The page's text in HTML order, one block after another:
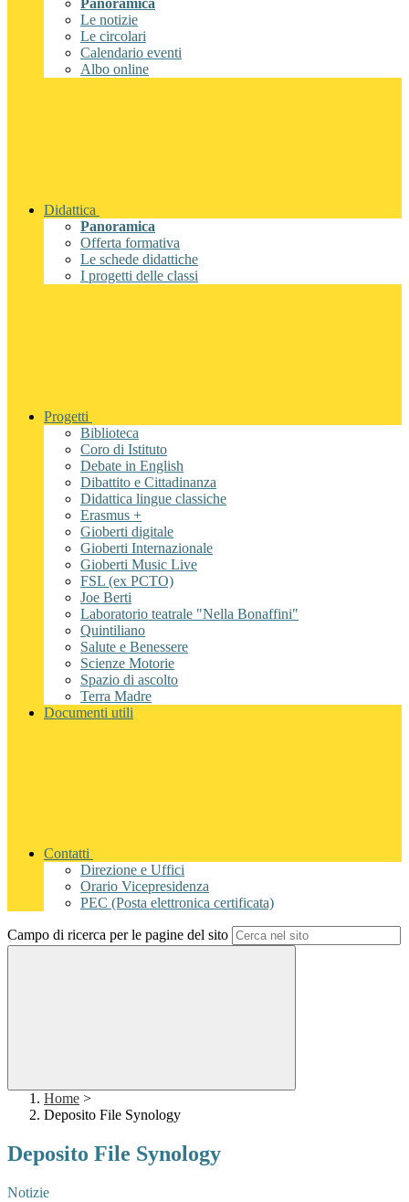
Panoramica
Le notizie
Le circolari
Calendario eventi
Albo online
Didattica
Panoramica
Offerta formativa
Le schede didattiche
I progetti delle classi
Progetti
Biblioteca
Coro di Istituto
Debate in English
Dibattito e Cittadinanza
Didattica lingue classiche
Erasmus +
Gioberti digitale
Gioberti Internazionale
Gioberti Music Live
FSL (ex PCTO)
Joe Berti
Laboratorio teatrale "Nella Bonaffini"
Quintiliano
Salute e Benessere
Scienze Motorie
Spazio di ascolto
Terra Madre
Documenti utili
Contatti
Direzione e Uffici
Orario Vicepresidenza
PEC (Posta elettronica certificata)
Campo di ricerca per le pagine del sito
Home >
Deposito File Synology
Deposito File Synology
Notizie